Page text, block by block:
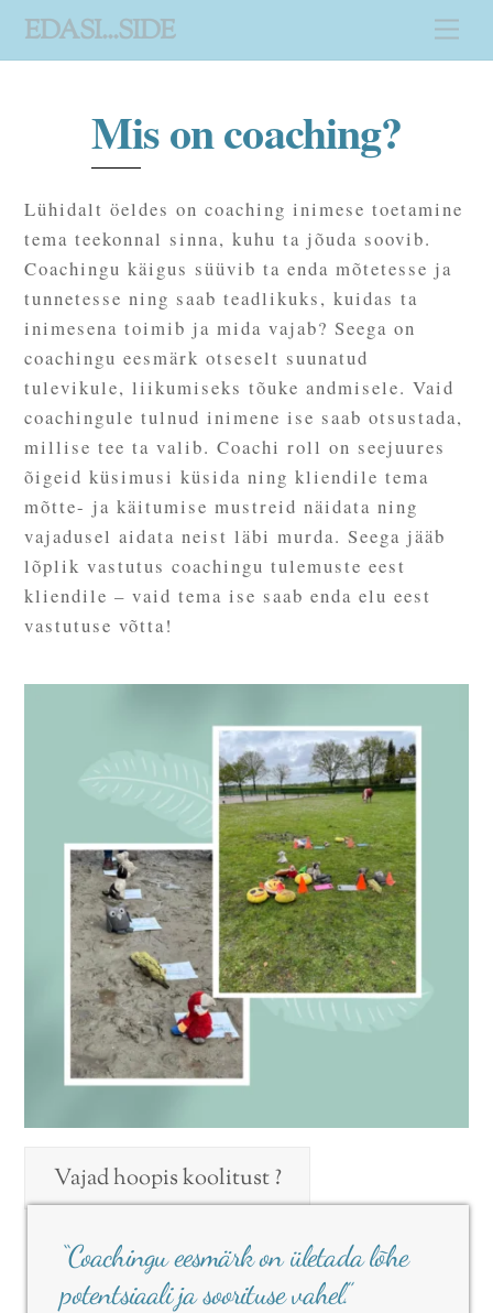
SkipEDASI...SIDE
Mis on coaching?
Lühidalt öeldes on coaching inimese toetamine
tema teekonnal sinna, kuhu ta jõuda soovib.
Coachingu käigus süüvib ta enda mõtetesse ja
tunnetesse ning saab teadlikuks, kuidas ta
inimesena toimib ja mida vajab? Seega on
coachingu eesmärk otseselt suunatud
tulevikule, liikumiseks tõuke andmisele. Vaid
coachingule tulnud inimene ise saab otsustada,
millise tee ta valib. Coachi roll on seejuures
õigeid küsimusi küsida ning kliendile tema
mõtte- ja käitumise mustreid näidata ning
vajadusel aidata neist läbi murda. Seega jääb
lõplik vastutus coachingu tulemuste eest
kliendile – vaid tema ise saab enda elu eest
vastutuse võtta!
Vajad hoopis koolitust ?
“Coachingu eesmärk on ületada lõhe
potentsiaali ja soorituse vahel.”